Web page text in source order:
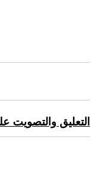
التعليق والتصويت